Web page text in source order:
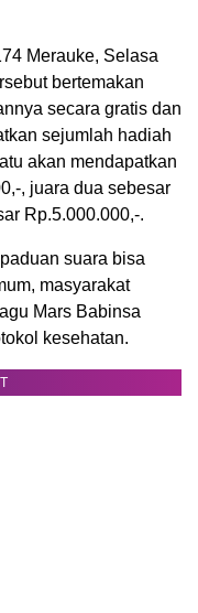
Merauke, Selasa
bertemakan
secara gratis dan
sejumlah hadiah
akan mendapatkan
, juara dua sebesar
Rp.5.000.000,-.
suara bisa
masyarakat
Mars Babinsa
kesehatan.